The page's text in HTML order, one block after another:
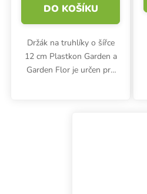
DO KOŠÍKU
Držák na truhlíky o šířce
12 cm Plastkon Garden a
Garden Flor je určen pro